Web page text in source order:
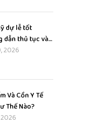
dự lễ tốt
dẫn thủ tục và
tỷ lệ đậu
2026
Và Cồn Y Tế
Thế Nào?